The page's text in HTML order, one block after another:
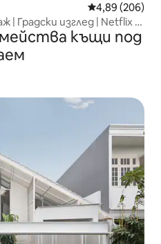
Средна
4,89 (206)
Градски изглед | Netflix •
къщи под